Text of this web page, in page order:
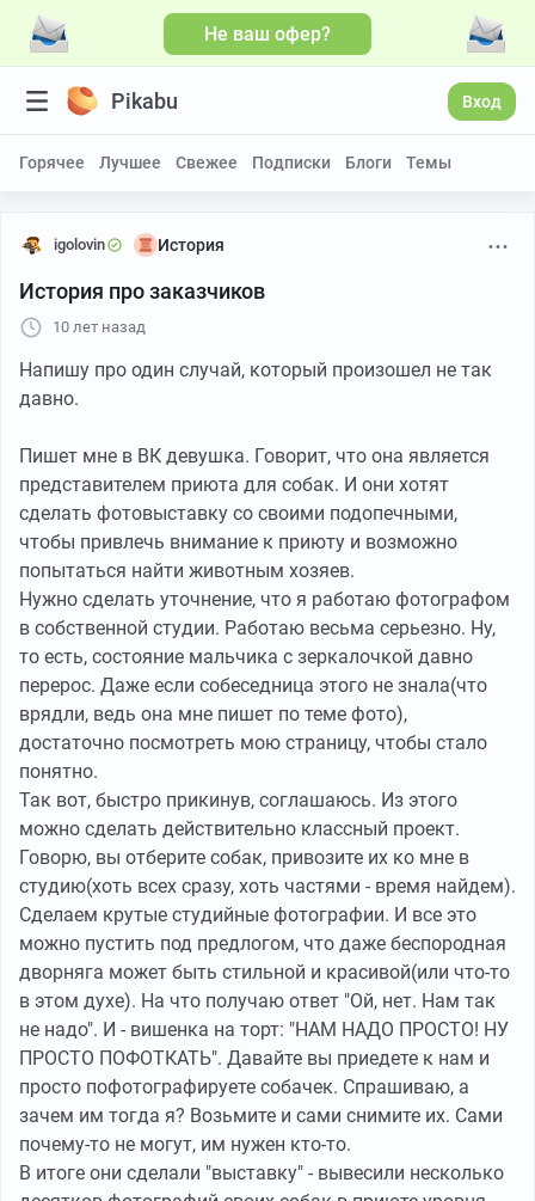
Не ваш офер?
Pikabu Вход
Горячее Лучшее Свежее Подписки Блоги Темы
igolovin История
История про заказчиков
10 лет назад
Напишу про один случай, который произошел не так
давно.
Пишет мне в ВК девушка. Говорит, что она является
представителем приюта для собак. И они хотят
сделать фотовыставку со своими подопечными,
чтобы привлечь внимание к приюту и возможно
попытаться найти животным хозяев.
Нужно сделать уточнение, что я работаю фотографом
в собственной студии. Работаю весьма серьезно. Ну,
то есть, состояние мальчика с зеркалочкой давно
перерос. Даже если собеседница этого не знала(что
врядли, ведь она мне пишет по теме фото),
достаточно посмотреть мою страницу, чтобы стало
понятно.
Так вот, быстро прикинув, соглашаюсь. Из этого
можно сделать действительно классный проект.
Говорю, вы отберите собак, привозите их ко мне в
студию(хоть всех сразу, хоть частями - время найдем).
Сделаем крутые студийные фотографии. И все это
можно пустить под предлогом, что даже беспородная
дворняга может быть стильной и красивой(или что-то
в этом духе). На что получаю ответ "Ой, нет. Нам так
не надо". И - вишенка на торт: "НАМ НАДО ПРОСТО! НУ
ПРОСТО ПОФОТКАТЬ". Давайте вы приедете к нам и
просто пофотографируете собачек. Спрашиваю, а
зачем им тогда я? Возьмите и сами снимите их. Сами
почему-то не могут, им нужен кто-то.
В итоге они сделали "выставку" - вывесили несколько